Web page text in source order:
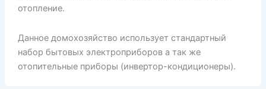
отопление.
Данное домохозяйство использует стандартный
набор бытовых электроприборов а так же
отопительные приборы (инвертор-кондиционеры).